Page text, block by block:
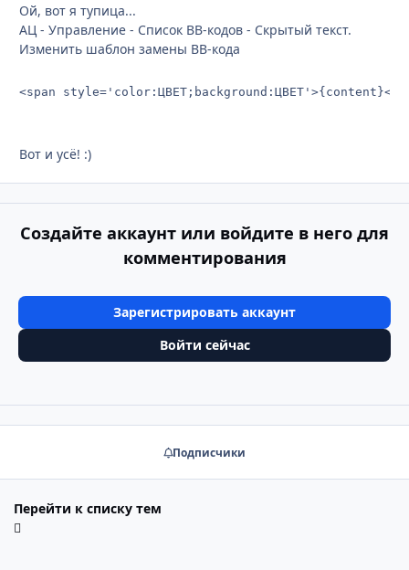
Ой, вот я тупица...
АЦ - Управление - Список BB-кодов - Скрытый текст.
Изменить шаблон замены BB-кода
<span style='color:ЦВЕТ;background:ЦВЕТ'>{content}</
Вот и усё! :)
Создайте аккаунт или войдите в него для
комментирования
Зарегистрировать аккаунт
Войти сейчас
Подписчики
Перейти к списку тем